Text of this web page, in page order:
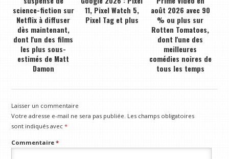
science-fiction sur
Netflix à diffuser
dès maintenant,
dont l'un des films
les plus sous-
estimés de Matt
Damon
11, Pixel Watch 5,
Pixel Tag et plus
août 2026 avec 90
% ou plus sur
Rotten Tomatoes,
dont l'une des
meilleures
comédies noires de
tous les temps
Laisser un commentaire
Votre adresse e-mail ne sera pas publiée. Les champs obligatoires
sont indiqués avec*
Commentaire*